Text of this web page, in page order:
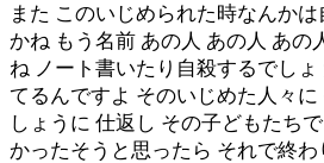
また このいじめられた時なんか
かね もう名前 あの人 あの人 あの
ね ノート書いたり自殺するでし
てるんですよ そのいじめた人々
しょうに 仕返し その子どもたち
かったそうと思ったら それで終